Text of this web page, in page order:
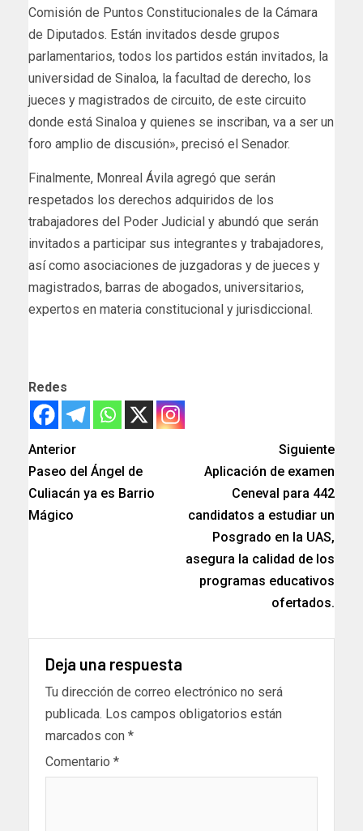
Comisión de Puntos Constitucionales de la Cámara
de Diputados. Están invitados desde grupos
parlamentarios, todos los partidos están invitados, la
universidad de Sinaloa, la facultad de derecho, los
jueces y magistrados de circuito, de este circuito
donde está Sinaloa y quienes se inscriban, va a ser un
foro amplio de discusión», precisó el Senador.
Finalmente, Monreal Ávila agregó que serán
respetados los derechos adquiridos de los
trabajadores del Poder Judicial y abundó que serán
invitados a participar sus integrantes y trabajadores,
así como asociaciones de juzgadoras y de jueces y
magistrados, barras de abogados, universitarios,
expertos en materia constitucional y jurisdiccional.
Redes
Anterior
Paseo del Ángel de
Culiacán ya es Barrio
Mágico
Siguiente
Aplicación de examen
Ceneval para 442
candidatos a estudiar un
Posgrado en la UAS,
asegura la calidad de los
programas educativos
ofertados.
Deja una respuesta
Tu dirección de correo electrónico no será
publicada. Los campos obligatorios están
marcados con *
Comentario *